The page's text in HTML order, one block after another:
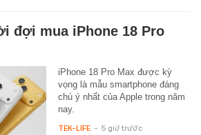
đợi mua iPhone 18 Pro
iPhone 18 Pro Max được kỳ
vọng là mẫu smartphone đáng
chú ý nhất của Apple trong năm
nay.
TEK-LIFE - 5 giờ trước